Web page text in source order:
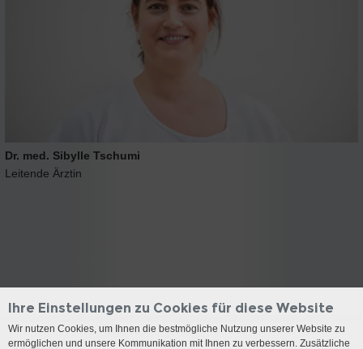
Dr. med. Sibylle Tschumi
Leitende Ärztin
Ihre Einstellungen zu Cookies für diese Website
Wir nutzen Cookies, um Ihnen die bestmögliche Nutzung unserer Website zu
ermöglichen und unsere Kommunikation mit Ihnen zu verbessern. Zusätzliche